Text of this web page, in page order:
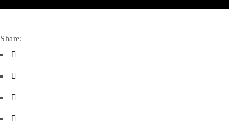
Share: